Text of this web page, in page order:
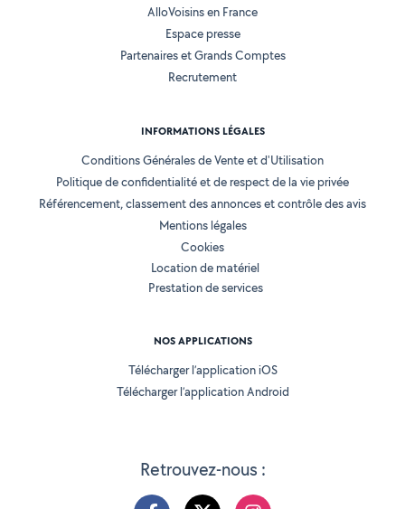
Retrouvez-nous :
AlloVoisins en France
Espace presse
Partenaires et Grands Comptes
Recrutement
INFORMATIONS LÉGALES
Conditions Générales de Vente et d'Utilisation
Politique de confidentialité et de respect de la vie privée
Référencement, classement des annonces et contrôle des avis
Mentions légales
Cookies
Location de matériel
Prestation de services
NOS APPLICATIONS
Télécharger l’application iOS
Télécharger l’application Android